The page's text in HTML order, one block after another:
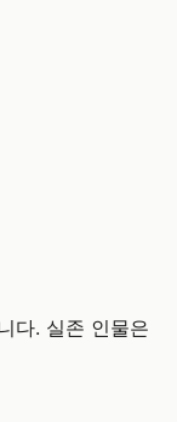
다. 실존 인물은